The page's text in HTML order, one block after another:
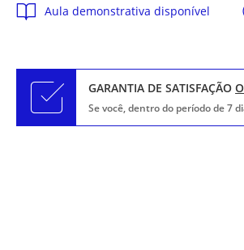
Aula demonstrativa disponível
GARANTIA DE SATISFAÇÃO
Se você, dentro do período de 7